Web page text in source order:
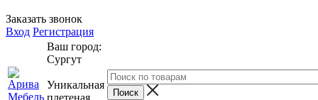
Заказать звонок
Вход Регистрация
Ваш город:
Сургут
Уникальная
плетеная